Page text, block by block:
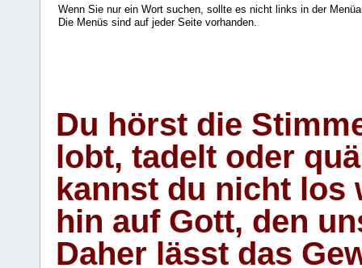
Wenn Sie nur ein Wort suchen, sollte es nicht links in der
Die Menüs sind auf jeder Seite vorhanden..
Du hörst die
lobt, tadelt oder
kannst du nicht los
hin auf Gott, den
Daher lässt das